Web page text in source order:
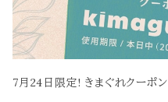
7月24日限定! きまぐれクーポン